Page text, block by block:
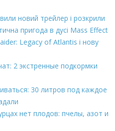
новий трейлер і розкрили
пригода в дусі Mass Effect
Legacy of Atlantis і нову
2 экстренные подкормки
30 литров под каждое
нет плодов: пчелы, азот и